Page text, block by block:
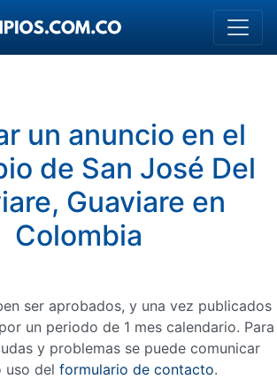
un anuncio en el
de San José Del
Guaviare en
Colombia
ser aprobados, y una vez publicados
un periodo de 1 mes calendario. Para
y problemas se puede comunicar
uso del formulario de contacto.